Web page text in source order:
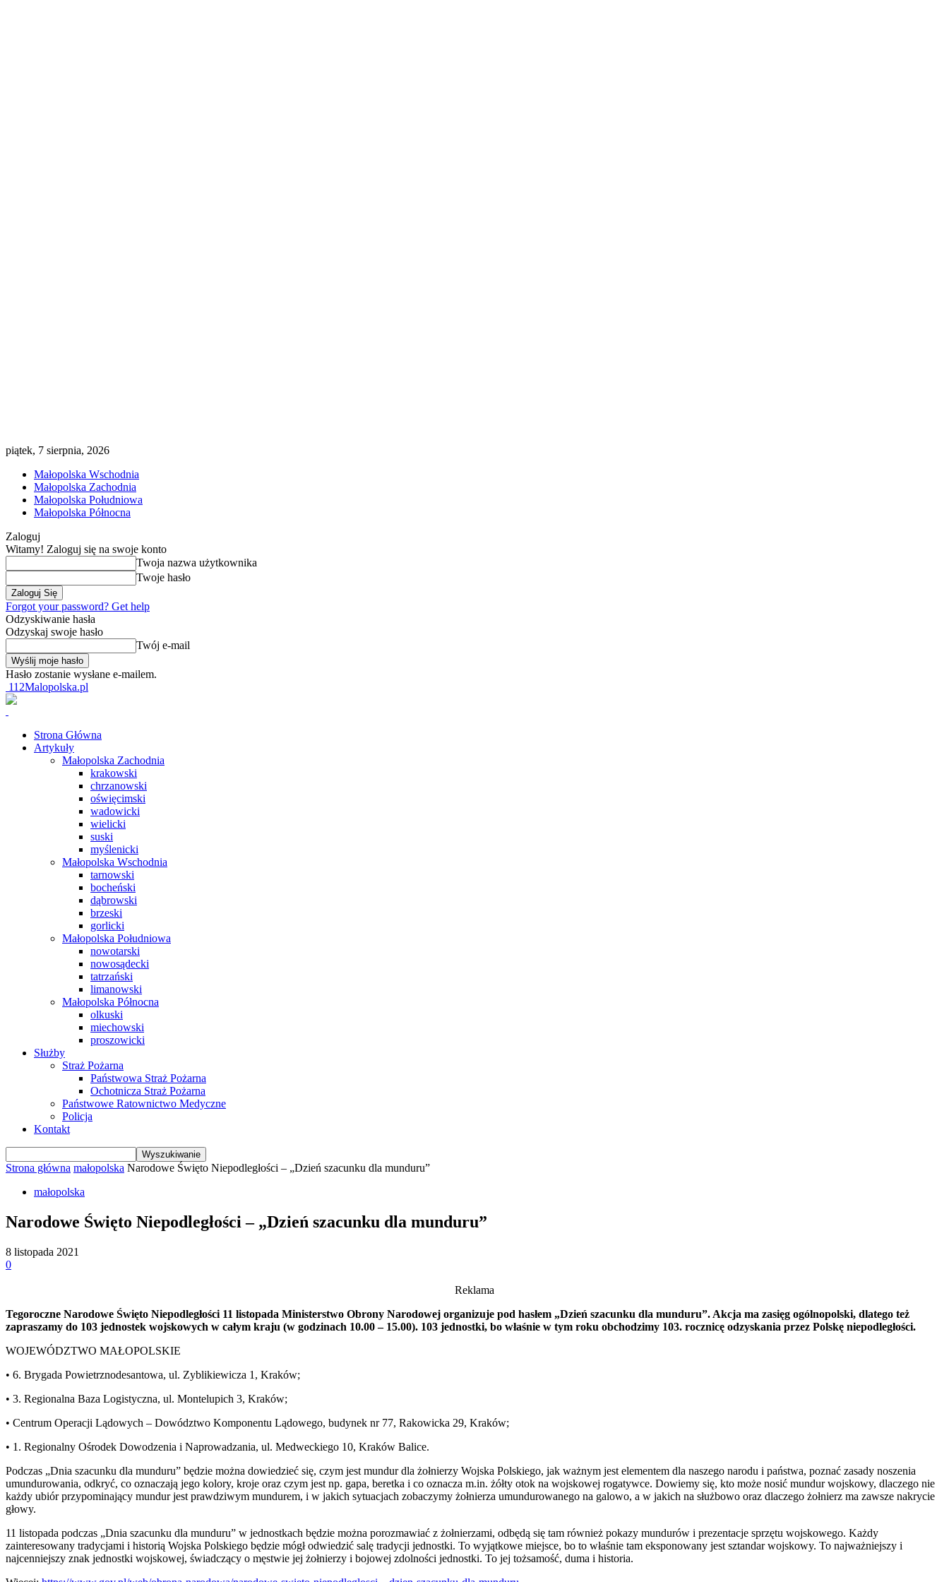
piątek, 7 sierpnia, 2026
Małopolska Wschodnia
Małopolska Zachodnia
Małopolska Południowa
Małopolska Północna
Zaloguj
Witamy! Zaloguj się na swoje konto
Twoja nazwa użytkownika
Twoje hasło
Forgot your password? Get help
Odzyskiwanie hasła
Odzyskaj swoje hasło
Twój e-mail
Hasło zostanie wysłane e-mailem.
112Malopolska.pl
Strona Główna
Artykuły
Małopolska Zachodnia
krakowski
chrzanowski
oświęcimski
wadowicki
wielicki
suski
myślenicki
Małopolska Wschodnia
tarnowski
bocheński
dąbrowski
brzeski
gorlicki
Małopolska Południowa
nowotarski
nowosądecki
tatrzański
limanowski
Małopolska Północna
olkuski
miechowski
proszowicki
Służby
Straż Pożarna
Państwowa Straż Pożarna
Ochotnicza Straż Pożarna
Państwowe Ratownictwo Medyczne
Policja
Kontakt
Strona główna małopolska Narodowe Święto Niepodległości – „Dzień szacunku dla munduru”
małopolska
Narodowe Święto Niepodległości – „Dzień szacunku dla munduru”
8 listopada 2021
0
Reklama
Tegoroczne Narodowe Święto Niepodległości 11 listopada Ministerstwo Obrony Narodowej organizuje pod hasłem „Dzień szacunku dla munduru”. Akcja ma zasięg ogólnopolski, dlatego też
zapraszamy do 103 jednostek wojskowych w całym kraju (w godzinach 10.00 – 15.00). 103 jednostki, bo właśnie w tym roku obchodzimy 103. rocznicę odzyskania przez Polskę niepodległości.
WOJEWÓDZTWO MAŁOPOLSKIE
• 6. Brygada Powietrznodesantowa, ul. Zyblikiewicza 1, Kraków;
• 3. Regionalna Baza Logistyczna, ul. Montelupich 3, Kraków;
• Centrum Operacji Lądowych – Dowództwo Komponentu Lądowego, budynek nr 77, Rakowicka 29, Kraków;
• 1. Regionalny Ośrodek Dowodzenia i Naprowadzania, ul. Medweckiego 10, Kraków Balice.
Podczas „Dnia szacunku dla munduru” będzie można dowiedzieć się, czym jest mundur dla żołnierzy Wojska Polskiego, jak ważnym jest elementem dla naszego narodu i państwa, poznać zasady noszenia
umundurowania, odkryć, co oznaczają jego kolory, kroje oraz czym jest np. gapa, beretka i co oznacza m.in. żółty otok na wojskowej rogatywce. Dowiemy się, kto może nosić mundur wojskowy, dlaczego nie
każdy ubiór przypominający mundur jest prawdziwym mundurem, i w jakich sytuacjach zobaczymy żołnierza umundurowanego na galowo, a w jakich na służbowo oraz dlaczego żołnierz ma zawsze nakrycie
głowy.
11 listopada podczas „Dnia szacunku dla munduru” w jednostkach będzie można porozmawiać z żołnierzami, odbędą się tam również pokazy mundurów i prezentacje sprzętu wojskowego. Każdy
zainteresowany tradycjami i historią Wojska Polskiego będzie mógł odwiedzić salę tradycji jednostki. To wyjątkowe miejsce, bo to właśnie tam eksponowany jest sztandar wojskowy. To najważniejszy i
najcenniejszy znak jednostki wojskowej, świadczący o męstwie jej żołnierzy i bojowej zdolności jednostki. To jej tożsamość, duma i historia.